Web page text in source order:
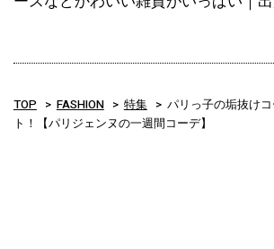
TOP FASHION 特集
パリっ子の垢抜け
ト！【パリジェンヌの一週間コーデ】